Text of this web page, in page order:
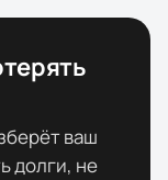
ваш
долги, не